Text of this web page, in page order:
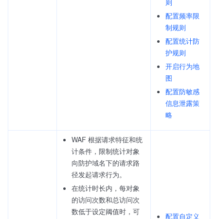
则
配置频率限
制规则
配置统计防
护规则
开启行为地
图
配置防敏感
信息泄露策
略
WAF 根据请求特征和统
计条件，限制统计对象
向防护域名下的请求路
径发起请求行为。
在统计时长内，每对象
的访问次数和总访问次
数低于设定阈值时，可
配置自定义